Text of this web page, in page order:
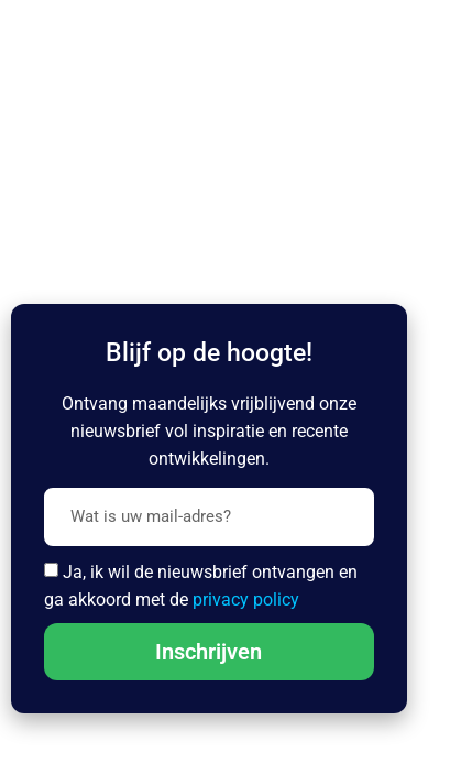
Blijf op de hoogte!
Ontvang maandelijks vrijblijvend onze
nieuwsbrief vol inspiratie en recente
ontwikkelingen.
Ja, ik wil de nieuwsbrief ontvangen en
ga akkoord met de privacy policy
Inschrijven